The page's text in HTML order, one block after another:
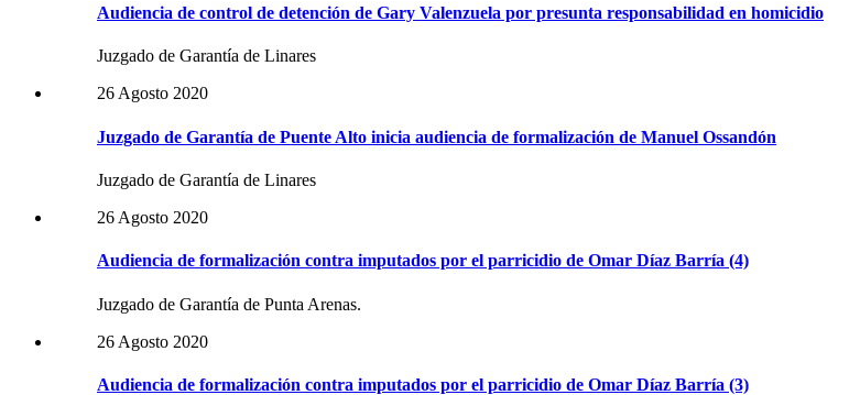
Audiencia de control de detención de Gary Valenzuela por presunta responsabilidad en homicidio
Juzgado de Garantía de Linares
26 Agosto 2020
Juzgado de Garantía de Puente Alto inicia audiencia de formalización de Manuel Ossandón
Juzgado de Garantía de Linares
26 Agosto 2020
Audiencia de formalización contra imputados por el parricidio de Omar Díaz Barría (4)
Juzgado de Garantía de Punta Arenas.
26 Agosto 2020
Audiencia de formalización contra imputados por el parricidio de Omar Díaz Barría (3)